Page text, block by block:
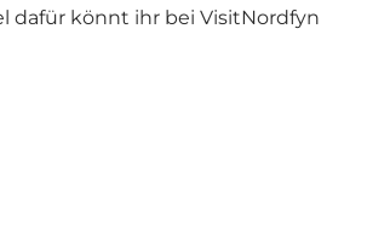
dafür könnt ihr bei VisitNordfyn